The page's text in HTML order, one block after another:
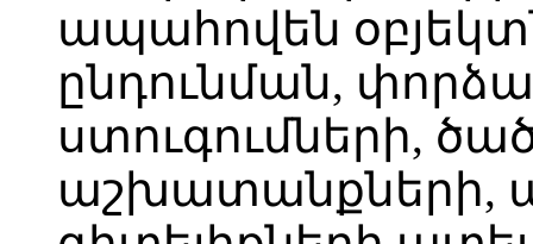
ապահովեն
ընդունման,
ստուգումների,
աշխատանքների,